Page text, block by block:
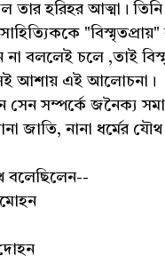
তার হরিহর আত্মা।
না বললেই চলে ,তাই
আশায় এই আলোচনা।
সেন সম্পর্কে জনৈক্য
জাতি, নানা ধর্মের
বলেছিলেন--